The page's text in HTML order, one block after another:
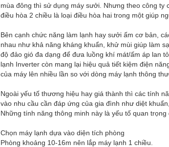
mùa đông thì sử dụng máy sưởi. Nhưng theo công
điều hòa 2 chiều là loại điều hòa hai trong một giúp
Bên cạnh chức năng làm lạnh hay sưởi ấm cơ bản,
nhau như khả năng kháng khuẩn, khử mùi giúp làm
độ đảo gió đa dạng để đưa luồng khí mát/ấm áp lan
lạnh Inverter còn mang lại hiệu quả tiết kiệm điện
của máy lên nhiều lần so với dòng máy lạnh thông
Ngoài yếu tố thương hiệu hay giá thành thì các tính
vào nhu cầu cần đáp ứng của gia đình như diệt
Những tính năng thông minh này là yếu tố quan
Chọn máy lạnh dựa vào diện tích phòng
Phòng khoảng 10-16m nên lắp máy lạnh 1 chiều.